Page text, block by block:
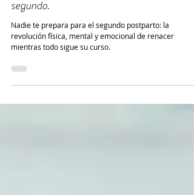
segundo.
Nadie te prepara para el segundo postparto: la
mientras todo sigue su curso.